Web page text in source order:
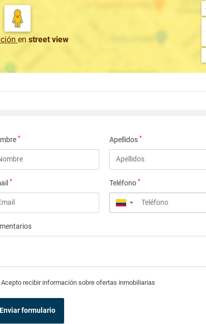
en street view
* Apellidos*
* Teléfono*
▼
Acepto recibir información sobre ofertas inmobiliarias
Enviar formulario